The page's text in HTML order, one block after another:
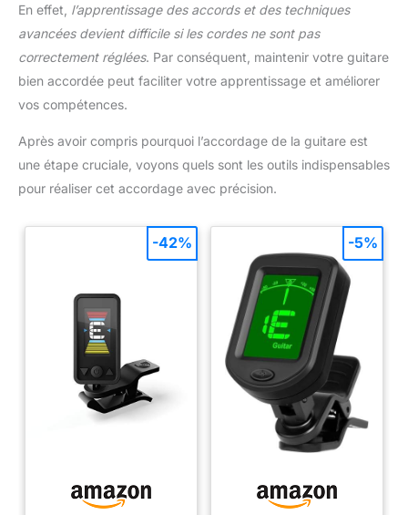
En effet, l’apprentissage des accords et des techniques
avancées devient difficile si les cordes ne sont pas
correctement réglées. Par conséquent, maintenir votre guitare
bien accordée peut faciliter votre apprentissage et améliorer
vos compétences.
Après avoir compris pourquoi l’accordage de la guitare est
une étape cruciale, voyons quels sont les outils indispensables
pour réaliser cet accordage avec précision.
-42% -5%